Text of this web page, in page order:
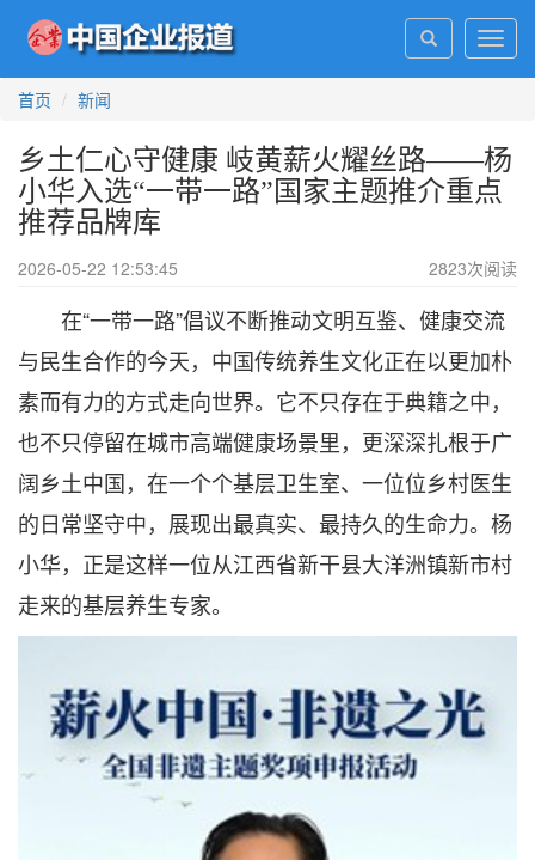
首页
新闻
乡土仁心守健康 岐黄薪火耀丝路——杨
小华入选“一带一路”国家主题推介重点
推荐品牌库
2026-05-22 12:53:45 2823次阅读
在“一带一路”倡议不断推动文明互鉴、健康交流
与民生合作的今天，中国传统养生文化正在以更加朴
素而有力的方式走向世界。它不只存在于典籍之中，
也不只停留在城市高端健康场景里，更深深扎根于广
阔乡土中国，在一个个基层卫生室、一位位乡村医生
的日常坚守中，展现出最真实、最持久的生命力。杨
小华，正是这样一位从江西省新干县大洋洲镇新市村
走来的基层养生专家。